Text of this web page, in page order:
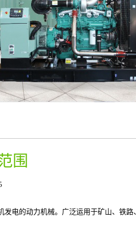
围
电的动力机械。广泛运用于矿山、铁路